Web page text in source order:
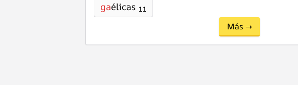
gaélicas 11
Más →